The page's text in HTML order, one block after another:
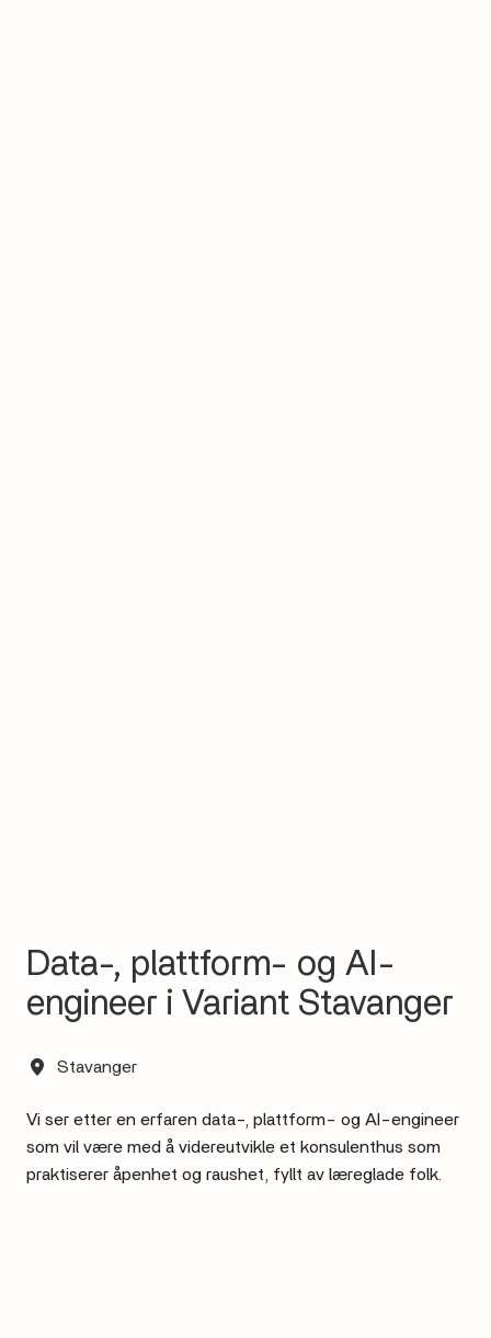
Data-, plattform- og AI-
engineer i Variant Stavanger
Stavanger
Vi ser etter en erfaren data-, plattform- og AI-engineer
som vil være med å videreutvikle et konsulenthus som
praktiserer åpenhet og raushet, fyllt av læreglade folk.